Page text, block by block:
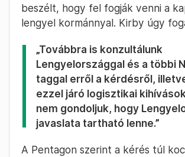
beszélt, hogy fel fogják venni a
lengyel kormánnyal. Kirby úgy
„Továbbra is konzultálunk
Lengyelországgal és a többi
taggal erről a kérdésről,
ezzel járó logisztikai
nem gondoljuk, hogy
javaslata tartható lenne.”
A Pentagon szerint a kérés túl